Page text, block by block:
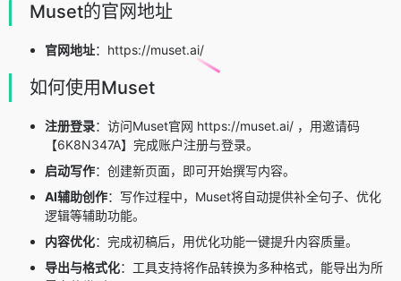
Muset的官网地址
官网地址：https://muset.ai/
如何使用Muset
注册登录：访问Muset官网 https://muset.ai/ ，用邀请码
【6K8N347A】完成账户注册与登录。
启动写作：创建新页面，即可开始撰写内容。
AI辅助创作：写作过程中，Muset将自动提供补全句子、优化
逻辑等辅助功能。
内容优化：完成初稿后，用优化功能一键提升内容质量。
导出与格式化：工具支持将作品转换为多种格式，能导出为所